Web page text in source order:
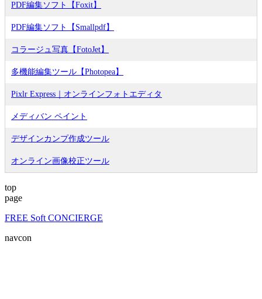
PDF編集ソフト【Foxit】
PDF編集ソフト【Smallpdf】
コラージュ写真【FotoJet】
多機能編集ツール【Photopea】
Pixlr Express｜オンラインフォトエディタ
メディバン ペイント
デザインカンプ作成ツール
オンライン画像校正ツール
top
page
FREE Soft CONCIERGE
navcon